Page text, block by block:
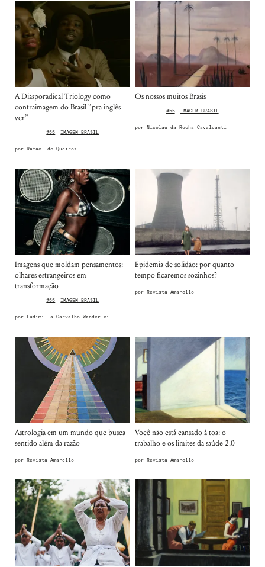
A Diasporadical Triology como
contraimagem do Brasil “pra inglês
ver”
#55 IMAGEM BRASIL
porRafael de Queiroz
Os nossos muitos Brasis
#55 IMAGEM BRASIL
por Nicolau da Rocha Cavalcanti
Imagens que moldam pensamentos:
olhares estrangeiros em
transformação
#55 IMAGEM BRASIL
por Ludimilla Carvalho Wanderlei
Epidemia de solidão: por quanto
tempo ficaremos sozinhos?
por Revista Amarello
Astrologia em um mundo que busca
sentido além da razão
porRevista Amarello
Você não está cansado à toa: o
trabalho e os limites da saúde 2.0
por Revista Amarello
Nome de usuário ou endereço de e-
mail
Senha